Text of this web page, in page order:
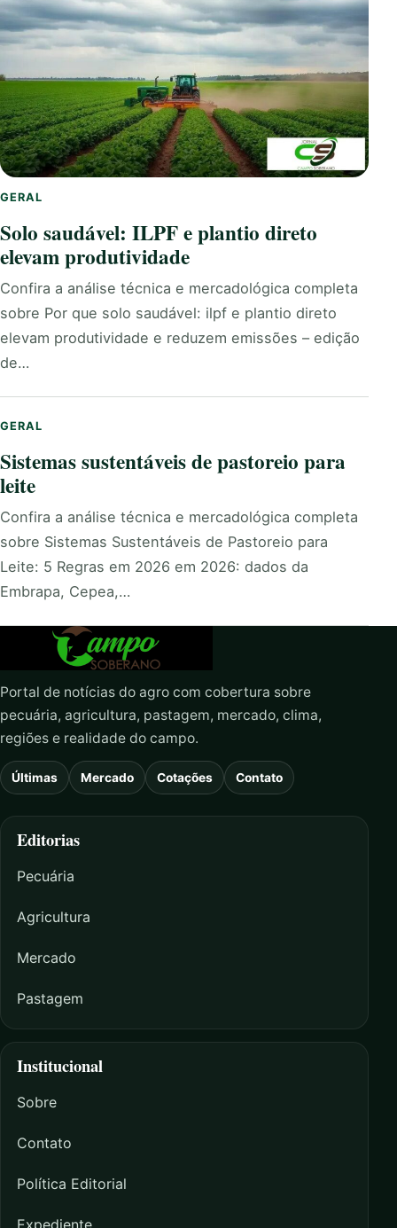
GERAL
Solo saudável: ILPF e plantio direto
elevam produtividade
Confira a análise técnica e mercadológica completa
sobre Por que solo saudável: ilpf e plantio direto
elevam produtividade e reduzem emissões – edição
de…
GERAL
Sistemas sustentáveis de pastoreio para
leite
Confira a análise técnica e mercadológica completa
sobre Sistemas Sustentáveis de Pastoreio para
Leite: 5 Regras em 2026 em 2026: dados da
Embrapa, Cepea,…
Portal de notícias do agro com cobertura sobre
pecuária, agricultura, pastagem, mercado, clima,
regiões e realidade do campo.
Últimas Mercado Cotações Contato
Editorias
Pecuária
Agricultura
Mercado
Pastagem
Institucional
Sobre
Contato
Política Editorial